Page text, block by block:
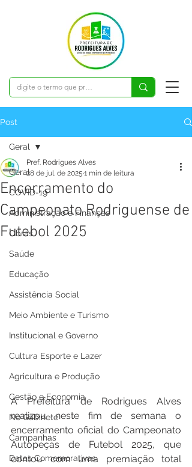
Post
Geral
COVID-19
Administração e Finanças
Obras
Saúde
Educação
Assistência Social
Meio Ambiente e Turismo
Institucional e Governo
Cultura Esporte e Lazer
Agricultura e Produção
Gestão e Economia
No Gabinete
Campanhas
Datas Comemorativas
Geral
Encerramento do
Campeonato Rodriguense de
Futebol 2025
Pref. Rodrigues Alves
28 de jul. de 2025 1 min de leitura
A Prefeitura de Rodrigues Alves
realizou neste fim de semana o
encerramento oficial do Campeonato
Autopeças de Futebol 2025, que
contou com uma premiação total